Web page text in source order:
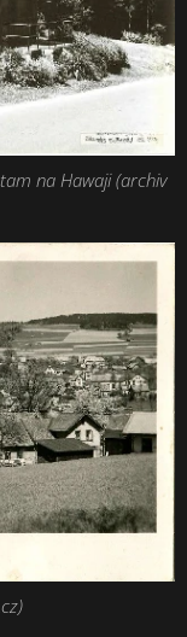
na Hawaji (archiv